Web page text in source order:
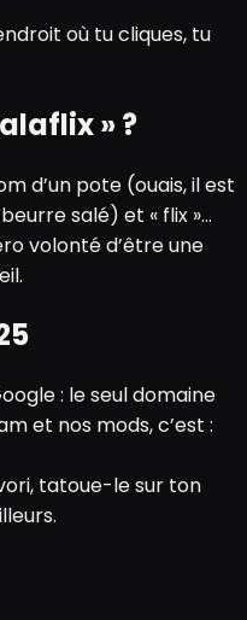
où tu cliques, tu
» ?
d’un pote (ouais, il est
salé) et « flix »…
volonté d’être une
: le seul domaine
et nos mods, c’est :
tatoue-le sur ton